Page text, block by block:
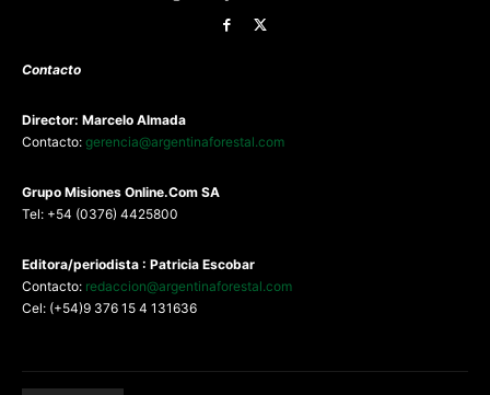
Contacto
Director: Marcelo Almada
Contacto: gerencia@argentinaforestal.com
Grupo Misiones Online.Com SA
Tel: +54 (0376) 4425800
Editora/periodista : Patricia Escobar
Contacto: redaccion@argentinaforestal.com
Cel: (+54)9 376 15 4 131636